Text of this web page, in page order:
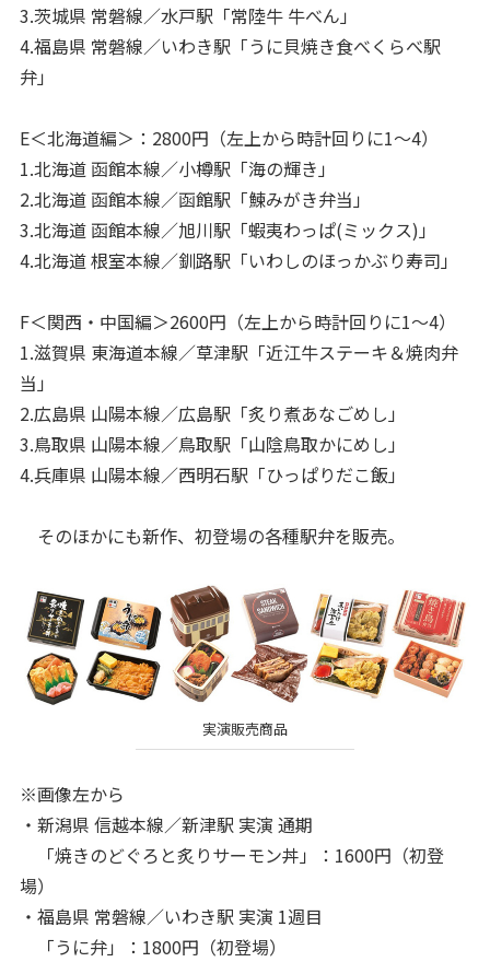
3.茨城県 常磐線／水戸駅「常陸牛 牛べん」
4.福島県 常磐線／いわき駅「うに貝焼き食べくらべ駅
弁」
E＜北海道編＞：2800円（左上から時計回りに1～4）
1.北海道 函館本線／小樽駅「海の輝き」
2.北海道 函館本線／函館駅「鰊みがき弁当」
3.北海道 函館本線／旭川駅「蝦夷わっぱ(ミックス)」
4.北海道 根室本線／釧路駅「いわしのほっかぶり寿司」
F＜関西・中国編＞2600円（左上から時計回りに1～4）
1.滋賀県 東海道本線／草津駅「近江牛ステーキ＆焼肉弁
当」
2.広島県 山陽本線／広島駅「炙り煮あなごめし」
3.鳥取県 山陽本線／鳥取駅「山陰鳥取かにめし」
4.兵庫県 山陽本線／西明石駅「ひっぱりだこ飯」
そのほかにも新作、初登場の各種駅弁を販売。
実演販売商品
※画像左から
・新潟県 信越本線／新津駅 実演 通期
「焼きのどぐろと炙りサーモン丼」：1600円（初登
場）
・福島県 常磐線／いわき駅 実演 1週目
「うに弁」：1800円（初登場）